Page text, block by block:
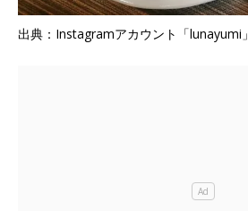
出典：Instagramアカウント「lunayumi」